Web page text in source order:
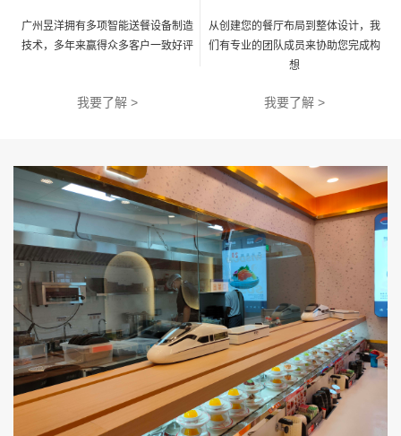
广州昱洋拥有多项智能送餐设备制造
技术，多年来赢得众多客户一致好评
我要了解 >
从创建您的餐厅布局到整体设计，我
们有专业的团队成员来协助您完成构
想
我要了解 >